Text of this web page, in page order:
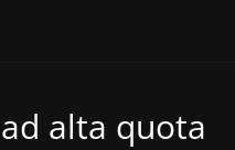
alta quota